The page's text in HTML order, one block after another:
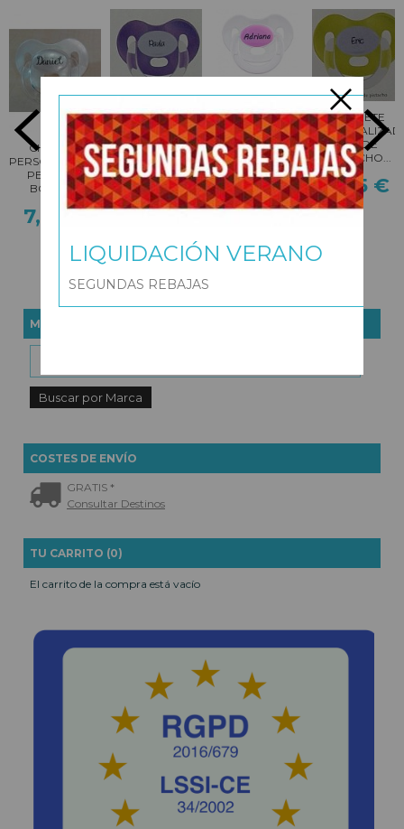
MARCAS
COSTES DE ENVÍO
GRATIS *
Consultar Destinos
TU CARRITO (0)
El carrito de la compra está vacío
CHUPETE
PERSONALIZADO
PERLADO
BOANN...
7,95 €
CHUPETE
PERSONALIZADO
MORADO
BOANN...
7,95 €
CHUPETE
TRANSPARENTE...
7,95 €
CHUPETE
VERDE
PISTACHO...
7,95 €
LIQUIDACIÓN VERANO
SEGUNDAS REBAJAS